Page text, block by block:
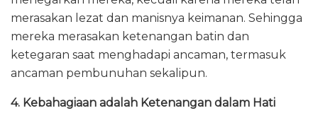
merasakan lezat dan manisnya keimanan. Sehingga
mereka merasakan ketenangan batin dan
ketegaran saat menghadapi ancaman, termasuk
ancaman pembunuhan sekalipun.
4. Kebahagiaan adalah Ketenangan dalam Hati